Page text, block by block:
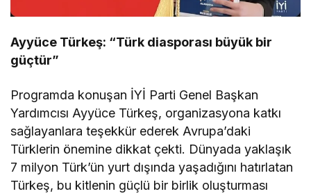
Ayyüce Türkeş: “Türk diasporası büyük bir
güçtür”
Programda konuşan İYİ Parti Genel Başkan
Yardımcısı Ayyüce Türkeş, organizasyona katkı
sağlayanlara teşekkür ederek Avrupa’daki
Türklerin önemine dikkat çekti. Dünyada yaklaşık
7 milyon Türk’ün yurt dışında yaşadığını hatırlatan
Türkeş, bu kitlenin güçlü bir birlik oluşturması